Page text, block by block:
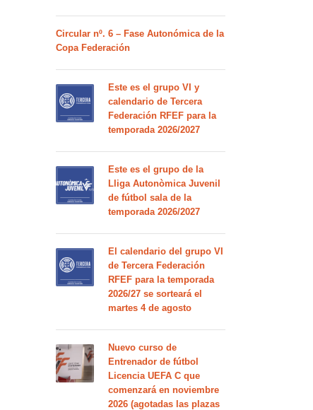
Circular nº. 6 – Fase Autonómica de la
Copa Federación
Este es el grupo VI y
calendario de Tercera
Federación RFEF para la
temporada 2026/2027
Este es el grupo de la
Lliga Autonòmica Juvenil
de fútbol sala de la
temporada 2026/2027
El calendario del grupo VI
de Tercera Federación
RFEF para la temporada
2026/27 se sorteará el
martes 4 de agosto
Nuevo curso de
Entrenador de fútbol
Licencia UEFA C que
comenzará en noviembre
2026 (agotadas las plazas